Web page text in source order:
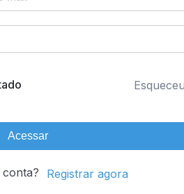
Acessar
Registrar agora